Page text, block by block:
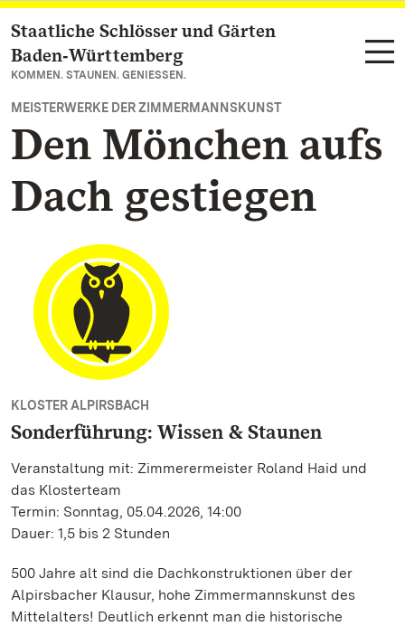
Zum Hauptinhalt springen
Staatliche Schlösser und Gärten
Baden‑Württemberg
KOMMEN. STAUNEN. GENIESSEN.
MEISTERWERKE DER ZIMMERMANNSKUNST
Den Mönchen aufs
Dach gestiegen
KLOSTER ALPIRSBACH
Sonderführung: Wissen & Staunen
Veranstaltung mit: Zimmerermeister Roland Haid und
das Klosterteam
Termin: Sonntag, 05.04.2026, 14:00
Dauer: 1,5 bis 2 Stunden
500 Jahre alt sind die Dachkonstruktionen über der
Alpirsbacher Klausur, hohe Zimmermannskunst des
Mittelalters! Deutlich erkennt man die historische